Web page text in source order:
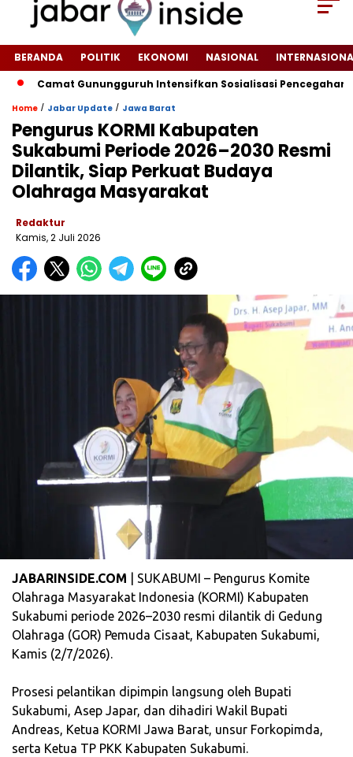
BERANDA POLITIK EKONOMI NASIONAL
Gunungguruh Intensifkan Sosialisasi Pencegahan
Home / Jabar Update / Jawa Barat
‎Pengurus KORMI Kabupaten
Sukabumi Periode 2026–2030 Resmi
Dilantik, Siap Perkuat Budaya
Olahraga Masyarakat
Redaktur
Kamis, 2 Juli 2026
JABARINSIDE.COM | SUKABUMI – Pengurus Komite
Olahraga Masyarakat Indonesia (KORMI) Kabupaten
Sukabumi periode 2026–2030 resmi dilantik di Gedung
Olahraga (GOR) Pemuda Cisaat, Kabupaten Sukabumi,
Kamis (2/7/2026).
‎Prosesi pelantikan dipimpin langsung oleh Bupati
Sukabumi, Asep Japar, dan dihadiri Wakil Bupati
Andreas, Ketua KORMI Jawa Barat, unsur Forkopimda,
serta Ketua TP PKK Kabupaten Sukabumi.